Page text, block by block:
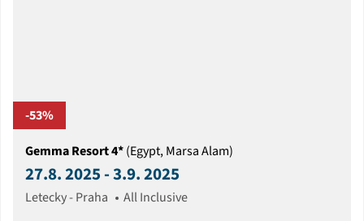
-53%
Gemma Resort 4*(Egypt, Marsa Alam)
27.8. 2025 - 3.9. 2025
Letecky - Praha All Inclusive